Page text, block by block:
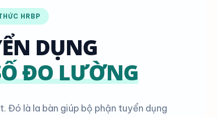
HRBP
DỤNG
ĐO LƯỜNG
Đó là la bàn giúp bộ phận tuyển dụng